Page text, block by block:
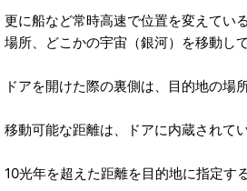
更に船など常時高速で位置を変えてい
場所、どこかの宇宙（銀河）を移動し
ドアを開けた際の裏側は、目的地の場
移動可能な距離は、ドアに内蔵されて
10光年を超えた距離を目的地に指定す